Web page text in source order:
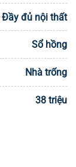
Đầy đủ nội thất
Sổ hồng
Nhà trống
38 triệu